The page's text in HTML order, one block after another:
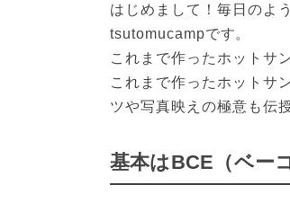
はじめまして！毎日のよ
tsutomucampです。
これまで作ったホットサ
これまで作ったホットサ
ツや写真映えの極意も伝
基本はBCE（ベー